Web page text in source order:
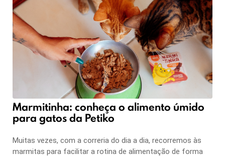
Marmitinha: conheça o alimento úmido
para gatos da Petiko
Muitas vezes, com a correria do dia a dia, recorremos às
marmitas para facilitar a rotina de alimentação de forma